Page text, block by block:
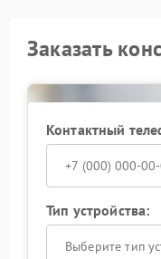
Заказать
Контактный
Тип устройства:
Выберите тип